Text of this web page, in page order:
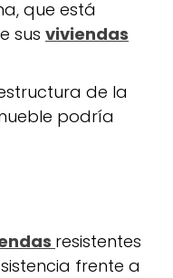
que está
sus viviendas
de la
podría
resistentes
frente a